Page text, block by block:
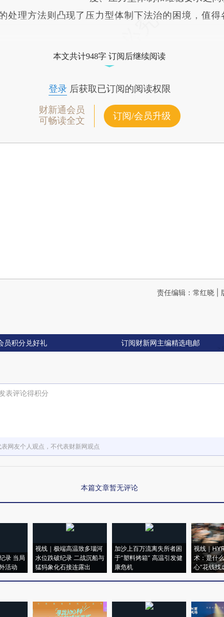
处理方法则凸现了压力型体制下法治的困境，值得
本文共计948字 订阅后继续阅读
登录后获取已订阅的阅读权限
财新通会员
可畅读全文
订阅/会员升级
责任编辑：常红晓 |
员积分兑好礼 订阅财新网主编精选电邮
表评论得积分
网友个人观点，不代表财新网观点
本篇文章暂无评论
录 当局
活动
视线｜极端高温致多瑙河
水位跌破纪录 二战沉船与
猛犸象化石接连露出
加沙上百万流离失所者困
于“塑料烤箱” 高温引发健
康危机
视线｜
术：是什
心“花钱找